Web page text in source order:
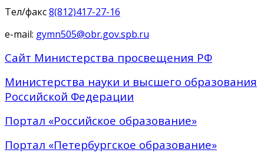
Тел/факс8(812)417-27-16
e-mail: gymn505@obr.gov.spb.ru
Сайт Министерства просвещения РФ
Министерства науки и высшего образования
Российской Федерации
Портал «Российское образование»
Портал «Петербургское образование»